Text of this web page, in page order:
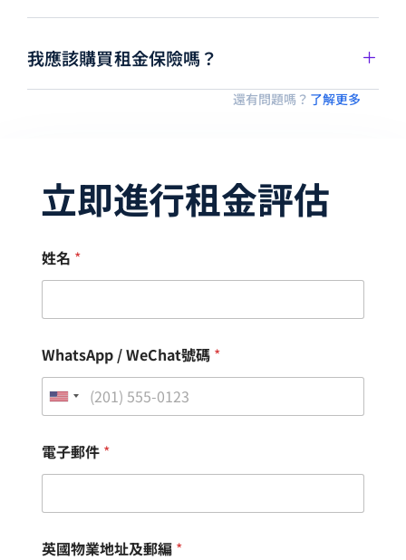
我應該購買租金保險嗎？
還有問題嗎？ 了解更多
立即進行租金評估
姓名 *
WhatsApp / WeChat號碼 *
電子郵件 *
英國物業地址及郵編 *